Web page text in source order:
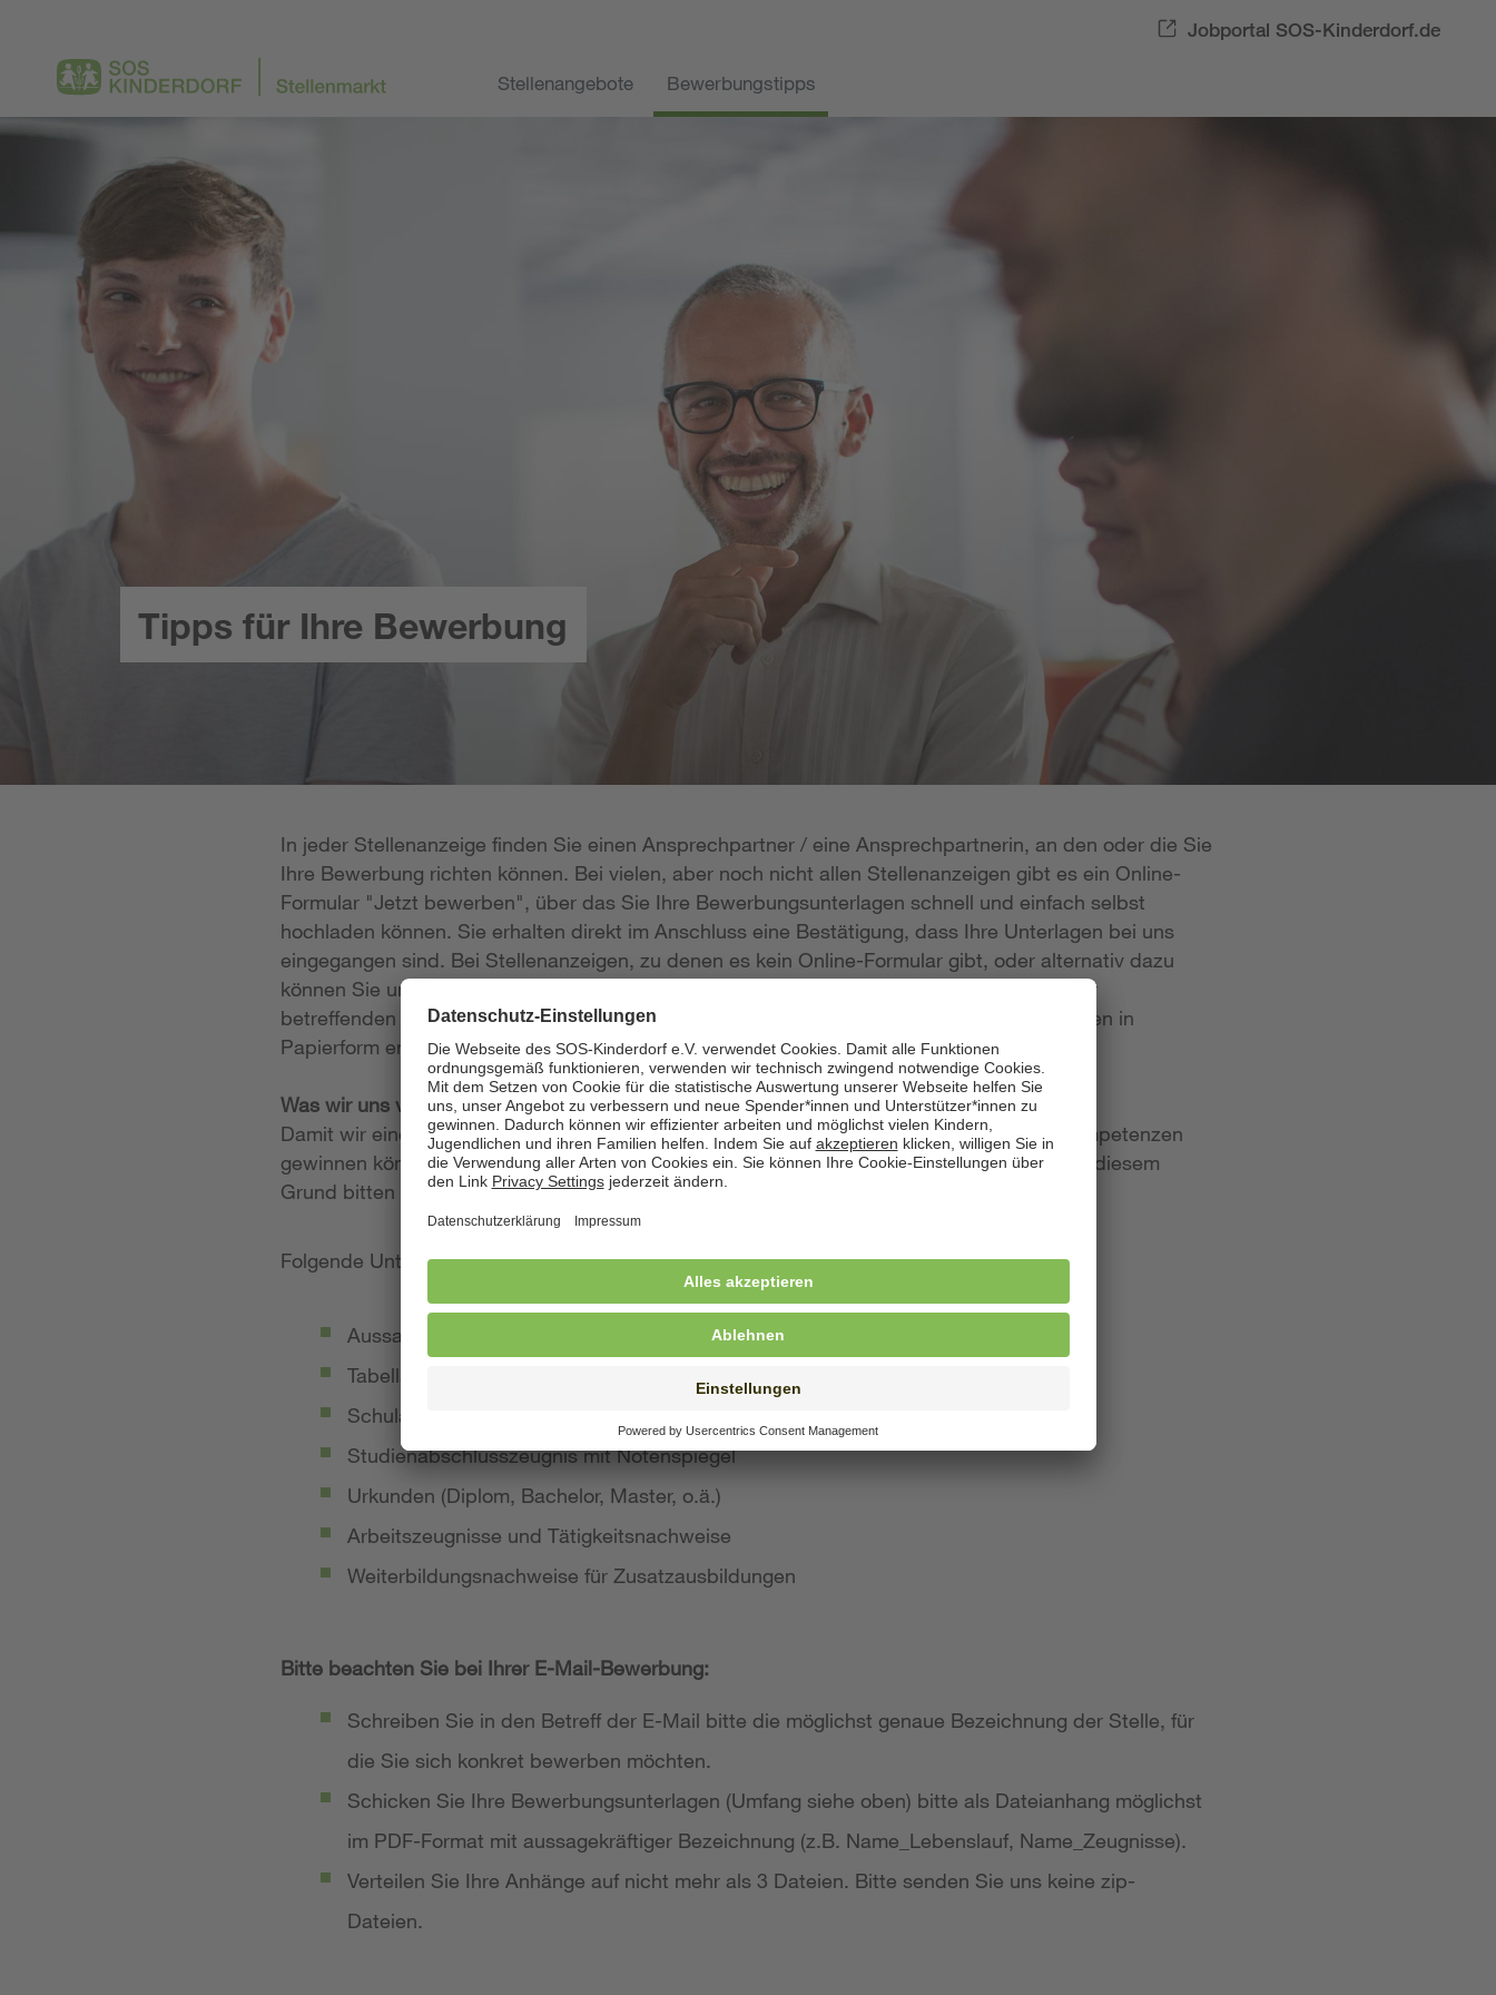
Jobportal SOS-Kinderdorf.de
Stellenangebote Bewerbungstipps
Tipps für Ihre Bewerbung
In jeder Stellenanzeige finden Sie einen Ansprechpartner / eine Ansprechpartnerin, an den oder die Sie
Ihre Bewerbung richten können. Bei vielen, aber noch nicht allen Stellenanzeigen gibt es ein Online-
Formular "Jetzt bewerben", über das Sie Ihre Bewerbungsunterlagen schnell und einfach selbst
hochladen können. Sie erhalten direkt im Anschluss eine Bestätigung, dass Ihre Unterlagen bei uns
eingegangen sind. Bei Stellenanzeigen, zu denen es kein Online-Formular gibt, oder alternativ dazu
können Sie uns Ihre Unterlagen per E-Mail zukommen lassen; die E-Mail-Adresse ist in der
betreffenden Stellenanzeige angegeben. Natürlich nehmen wir weiterhin auch Bewerbungen in
Papierform entgegen.
Was wir uns von Ihrer Bewerbung wünschen
Damit wir einen möglichst konkreten Eindruck von Ihrer Person, Ihren Fähigkeiten und Kompetenzen
gewinnen können, legen wir großen Wert auf aussagekräftige Bewerbungsunterlagen. Aus diesem
Grund bitten wir Sie, von Kurzbewerbungen abzusehen.
Folgende Unterlagen sollte Ihre Bewerbung umfassen:
Aussagekräftiges Anschreiben
Tabellarischer Lebenslauf mit qualifikationsrelevanten Inhalten
Schulabschluss- und Ausbildungszeugnisse mit Notenspiegel
Studienabschlusszeugnis mit Notenspiegel
Urkunden (Diplom, Bachelor, Master, o.ä.)
Arbeitszeugnisse und Tätigkeitsnachweise
Weiterbildungsnachweise für Zusatzausbildungen
Bitte beachten Sie bei Ihrer E-Mail-Bewerbung:
Schreiben Sie in den Betreff der E-Mail bitte die möglichst genaue Bezeichnung der Stelle, für
die Sie sich konkret bewerben möchten.
Schicken Sie Ihre Bewerbungsunterlagen (Umfang siehe oben) bitte als Dateianhang möglichst
im PDF-Format mit aussagekräftiger Bezeichnung (z.B. Name_Lebenslauf, Name_Zeugnisse).
Verteilen Sie Ihre Anhänge auf nicht mehr als 3 Dateien. Bitte senden Sie uns keine zip-
Dateien.